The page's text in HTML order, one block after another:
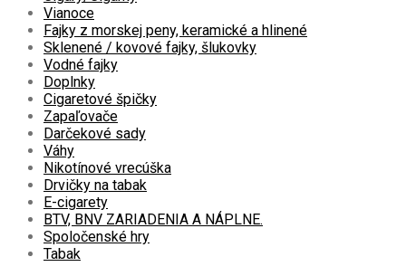
Vianoce
Fajky z morskej peny, keramické a hlinené
Sklenené / kovové fajky, šlukovky
Vodné fajky
Doplnky
Cigaretové špičky
Zapaľovače
Darčekové sady
Váhy
Nikotínové vrecúška
Drvičky na tabak
E-cigarety
BTV, BNV ZARIADENIA A NÁPLNE.
Spoločenské hry
Tabak